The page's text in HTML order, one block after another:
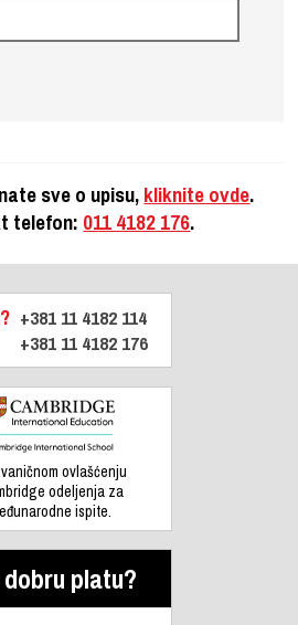
sve o upisu, kliknite ovde.
telefon: 011 4182 176.
+381 11 4182 114
+381 11 4182 176
ovlašćenju
odeljenja za
ispite.
platu?